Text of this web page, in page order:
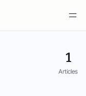
1
Articles